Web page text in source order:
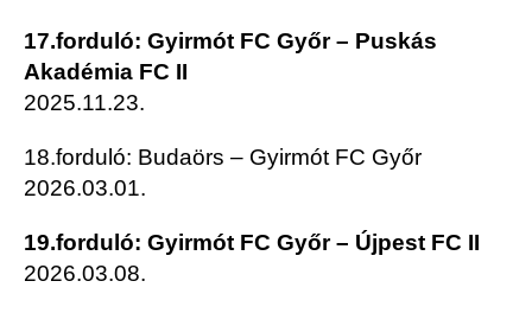
17.forduló: Gyirmót FC Győr – Puskás
Akadémia FC II
2025.11.23.
18.forduló: Budaörs – Gyirmót FC Győr
2026.03.01.
19.forduló: Gyirmót FC Győr – Újpest FC II
2026.03.08.